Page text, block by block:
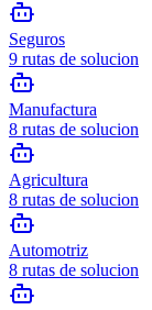
Seguros
9 rutas de solucion
Manufactura
8 rutas de solucion
Agricultura
8 rutas de solucion
Automotriz
8 rutas de solucion